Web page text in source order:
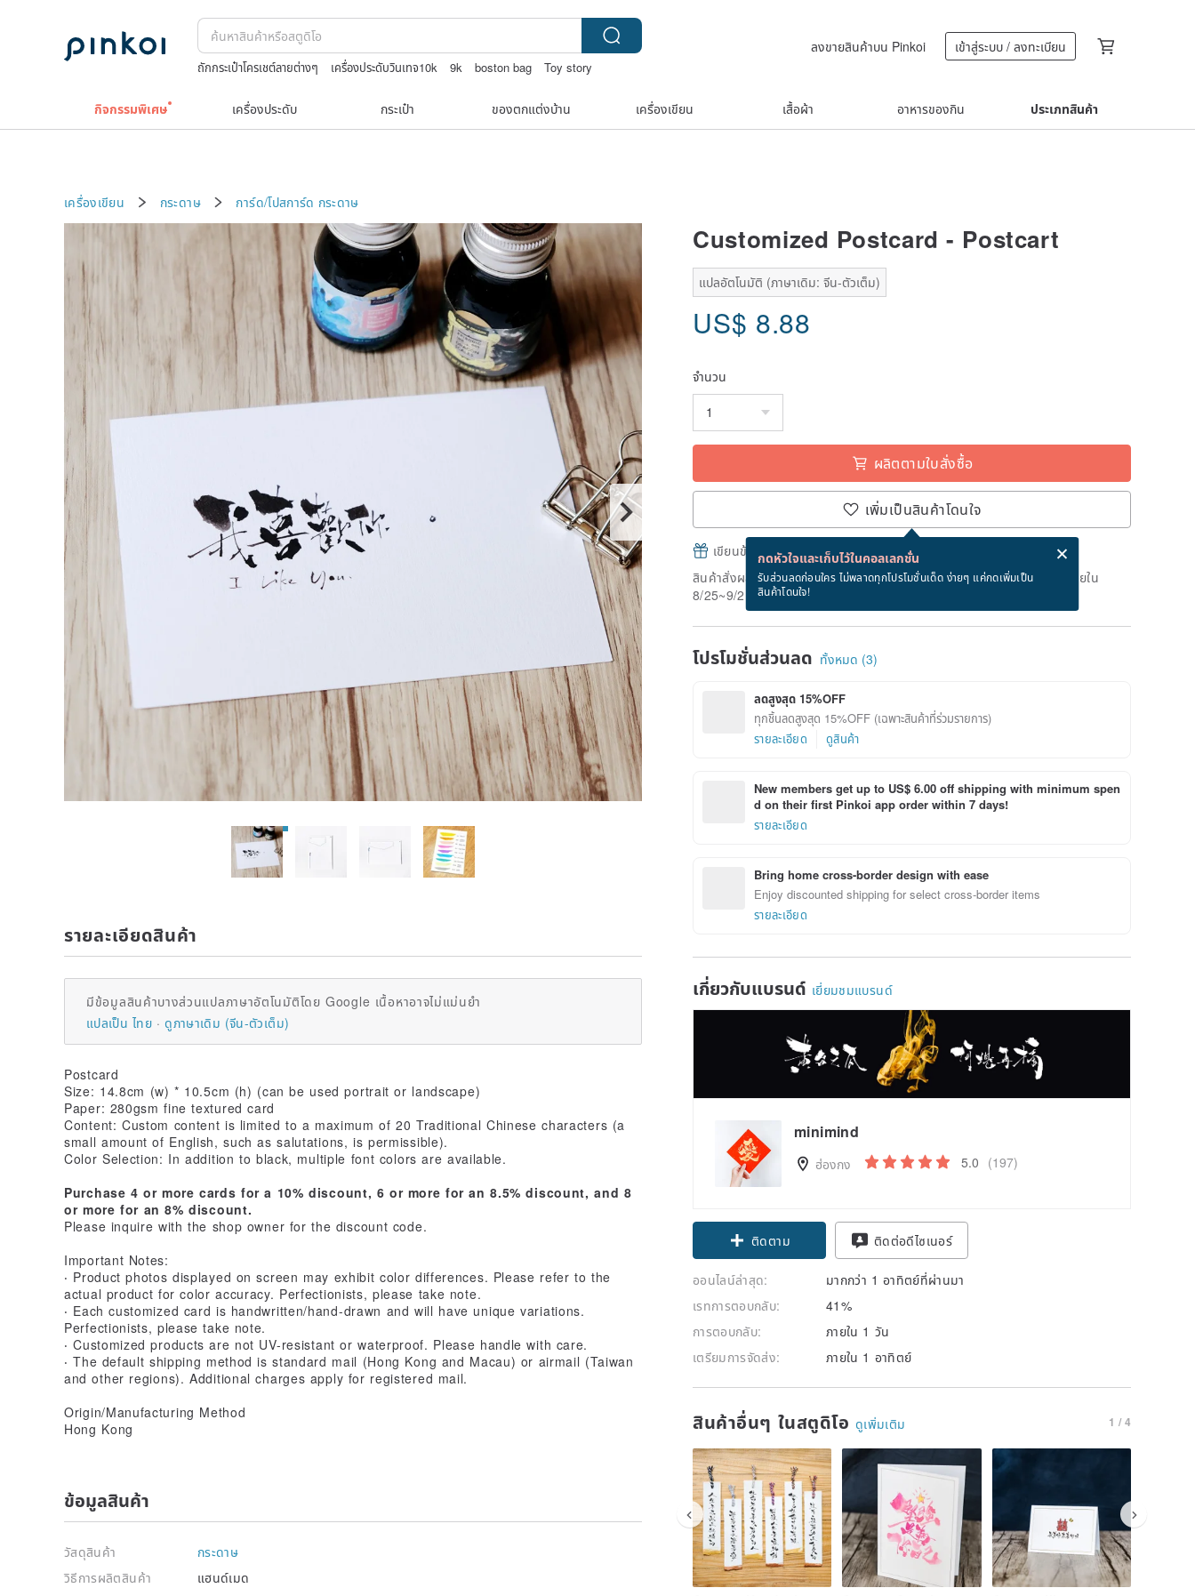
ถักกระเป๋าโครเชต์ลายต่างๆ เครื่องประดับวินเทจ10k 9k boston bag
Toy story
ลงขายสินค้าบน Pinkoi เข้าสู่ระบบ / ลงทะเบียน
กิจกรรมพิเศษ เครื่องประดับ กระเป๋า ของตกแต่งบ้าน เครื่องเขียน เสื้อผ้า อาหารของกิน ประเภทสินค้า
เครื่องเขียน กระดาษ การ์ด/โปสการ์ด กระดาษ
Customized Postcard - Postcart
แปลอัตโนมัติ (ภาษาเดิม: จีน-ตัวเต็ม)
US$ 8.88
จำนวน
ผลิตตามใบสั่งซื้อ
เพิ่มเป็นสินค้าโดนใจ
กดหัวใจและเก็บไว้ในคอลเลกชั่น
รับส่วนลดก่อนใคร ไม่พลาดทุกโปรโมชั่นเด็ด ง่ายๆ แค่กดเพิ่มเป็น
สินค้าโดนใจ!
เขียนข้อความและส่ง eCard ฟรีเมื่อซื้อสินค้า!
สินค้าสั่งผลิต" ใช้เวลาผลิต 3 วันทำการหลังจากชำระเงิน สั่งตอนนี้จะได้รับภายใน
8/25~9/2
โปรโมชั่นส่วนลด ทั้งหมด (3)
ลดสูงสุด 15%OFF
ทุกชิ้นลดสูงสุด 15%OFF (เฉพาะสินค้าที่ร่วมรายการ)
รายละเอียด
ดูสินค้า
New members get up to US$ 6.00 off shipping with minimum spen
d on their first Pinkoi app order within 7 days!
รายละเอียด
Bring home cross-border design with ease
Enjoy discounted shipping for select cross-border items
รายละเอียด
เกี่ยวกับแบรนด์ เยี่ยมชมแบรนด์
minimind
ฮ่องกง 5.0 (197)
ติดตาม ติดต่อดีไซเนอร์
ออนไลน์ล่าสุด:
มากกว่า 1 อาทิตย์ที่ผ่านมา
เรทการตอบกลับ:
41%
การตอบกลับ:
ภายใน 1 วัน
เตรียมการจัดส่ง:
ภายใน 1 อาทิตย์
สินค้าอื่นๆ ในสตูดิโอ ดูเพิ่มเติม 1 / 4
รายละเอียดสินค้า
มีข้อมูลสินค้าบางส่วนแปลภาษาอัตโนมัติโดย Google เนื้อหาอาจไม่แม่นยำ
แปลเป็น ไทย
ดูภาษาเดิม (จีน-ตัวเต็ม)
Postcard
Size: 14.8cm (w) * 10.5cm (h) (can be used portrait or landscape)
Paper: 280gsm fine textured card
Content: Custom content is limited to a maximum of 20 Traditional Chinese characters (a
small amount of English, such as salutations, is permissible).
Color Selection: In addition to black, multiple font colors are available.
Purchase 4 or more cards for a 10% discount, 6 or more for an 8.5% discount, and 8
or more for an 8% discount.
Please inquire with the shop owner for the discount code.
Important Notes:
‧ Product photos displayed on screen may exhibit color differences. Please refer to the
actual product for color accuracy. Perfectionists, please take note.
‧ Each customized card is handwritten/hand-drawn and will have unique variations.
Perfectionists, please take note.
‧ Customized products are not UV-resistant or waterproof. Please handle with care.
‧ The default shipping method is standard mail (Hong Kong and Macau) or airmail (Taiwan
and other regions). Additional charges apply for registered mail.
Origin/Manufacturing Method
Hong Kong
ข้อมูลสินค้า
วัสดุสินค้า
กระดาษ
วิธีการผลิตสินค้า
แฮนด์เมด